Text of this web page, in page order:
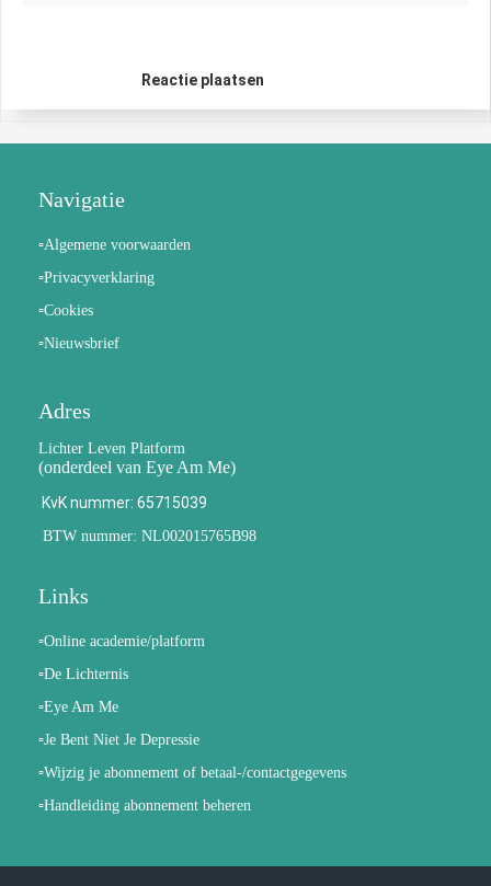
Reactie plaatsen
Navigatie
▫️Algemene voorwaarden
▫️Privacyverklaring
▫️Cookies
▫️Nieuwsbrief
Adres
Lichter Leven Platform
(onderdeel van Eye Am Me)
KvK nummer: 65715039
BTW nummer: NL002015765B98
Links
▫️Online academie/platform
▫️De Lichternis
▫️Eye Am Me
▫️Je Bent Niet Je Depressie
▫️Wijzig je abonnement of betaal-/contactgegevens
▫️Handleiding abonnement beheren